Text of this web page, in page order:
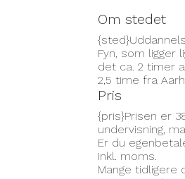
Om stedet
Fyn, som ligger
det ca. 2 timer
2,5 time fra
Pris
{pris}Prisen er
undervisning,
Er du
inkl. moms.
Mange